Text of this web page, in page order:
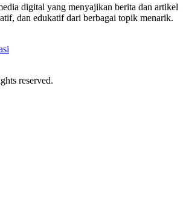
digital yang menyajikan berita dan artikel
dan edukatif dari berbagai topik menarik.
reserved.